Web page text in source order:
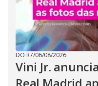
DO R7/06/08/2026
Vini Jr.